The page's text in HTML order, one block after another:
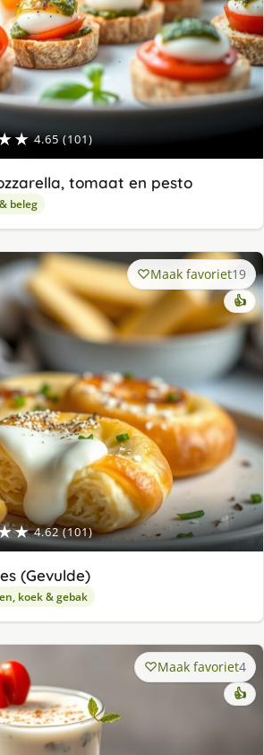
4.65 (101)
tomaat en pesto
beleg
4.62 (101)
Maak favoriet19
👍
(Gevulde)
koek & gebak
Maak favoriet4
👍